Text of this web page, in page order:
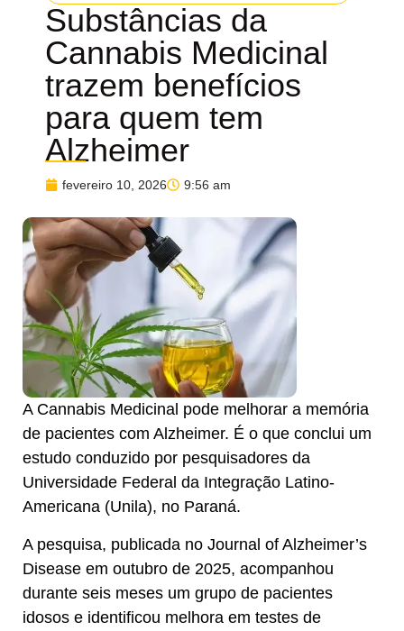
Substâncias da
Cannabis Medicinal
trazem benefícios
para quem tem
Alzheimer
fevereiro 10, 2026 9:56 am
A Cannabis Medicinal pode melhorar a memória
de pacientes com Alzheimer. É o que conclui um
estudo conduzido por pesquisadores da
Universidade Federal da Integração Latino-
Americana (Unila), no Paraná.
A pesquisa, publicada no Journal of Alzheimer’s
Disease em outubro de 2025, acompanhou
durante seis meses um grupo de pacientes
idosos e identificou melhora em testes de